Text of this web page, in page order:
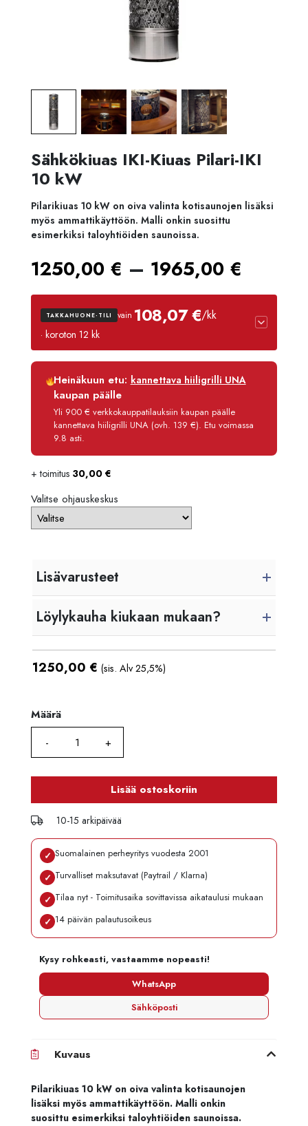
Sähkökiuas IKI-Kiuas Pilari-IKI
10 kW
Pilarikiuas 10 kW on oiva valinta kotisaunojen lisäksi
myös ammattikäyttöön. Malli onkin suosittu
esimerkiksi taloyhtiöiden saunoissa.
1250,00 € – 1965,00 €
TAKKAHUONE-TILI vain 108,07 €/kk
· koroton 12 kk
Luottoaika
12 kk
Korko
Käsittelymaksu
3,90 €/kk
Maksettava yhteensä
1 296,80 €
Heinäkuun etu: kannettava hiiligrilli UNA
kaupan päälle
Yli 900 € verkkokauppatilauksiin kaupan päälle
kannettava hiiligrilli UNA (ovh. 139 €). Etu voimassa
9.8 asti.
+ toimitus 30,00 €
Valitse ohjauskeskus
Lisävarusteet
Löylykauha kiukaan mukaan?
1250,00 € (sis. Alv 25,5%)
Määrä
Määrä
Lisää ostoskoriin
10-15 arkipäivää
✓ Suomalainen perheyritys vuodesta 2001
✓ Turvalliset maksutavat (Paytrail / Klarna)
✓ Tilaa nyt - Toimitusaika sovittavissa aikataulusi mukaan
✓ 14 päivän palautusoikeus
Kysy rohkeasti, vastaamme nopeasti!
WhatsApp
Sähköposti
Kuvaus
Pilarikiuas 10 kW on oiva valinta kotisaunojen
lisäksi myös ammattikäyttöön. Malli onkin
suosittu esimerkiksi taloyhtiöiden saunoissa.